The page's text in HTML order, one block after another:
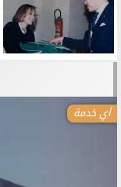
أي خدمة